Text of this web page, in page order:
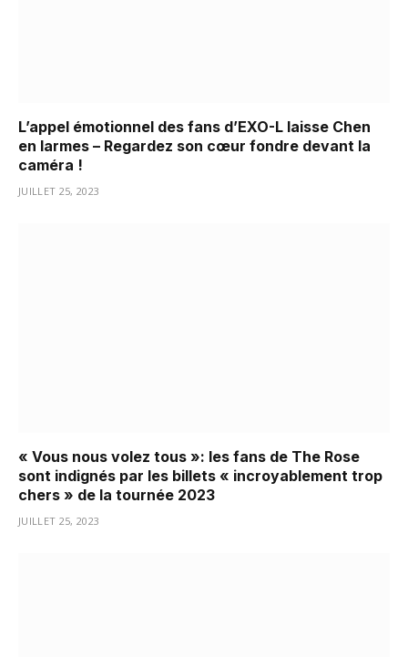
L’appel émotionnel des fans d’EXO-L laisse Chen
en larmes – Regardez son cœur fondre devant la
caméra !
JUILLET 25, 2023
« Vous nous volez tous »: les fans de The Rose
sont indignés par les billets « incroyablement trop
chers » de la tournée 2023
JUILLET 25, 2023